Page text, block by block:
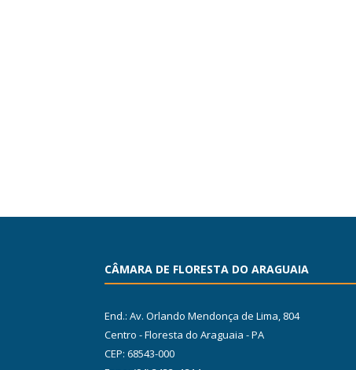
CÂMARA DE FLORESTA DO ARAGUAIA
End.: Av. Orlando Mendonça de Lima, 804
Centro - Floresta do Araguaia - PA
CEP: 68543-000